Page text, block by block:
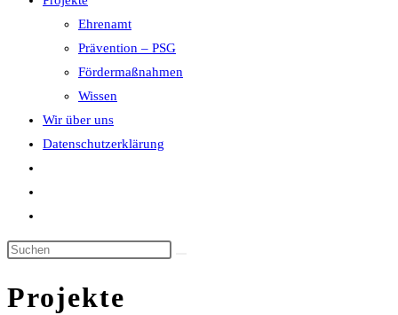
Ehrenamt
Prävention – PSG
Fördermaßnahmen
Wissen
Wir über uns
Datenschutzerklärung
Suche
umschalten
Projekte